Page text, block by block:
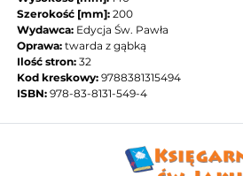
Szerokość [mm]: 200
Wydawca: Edycja Św. Pawła
Oprawa: twarda z gąbką
Ilość stron: 32
Kod kreskowy: 9788381315494
ISBN: 978-83-8131-549-4